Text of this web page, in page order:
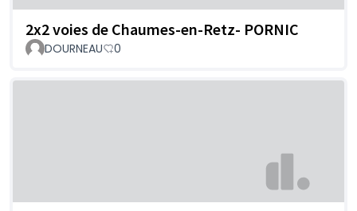
2x2 voies de Chaumes-en-Retz- PORNIC
DOURNEAU 0